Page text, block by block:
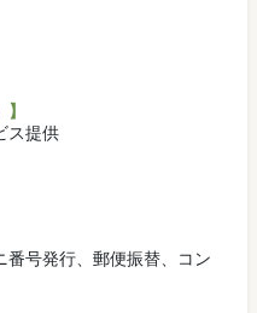
ス提供
番号発行、郵便振替、コン